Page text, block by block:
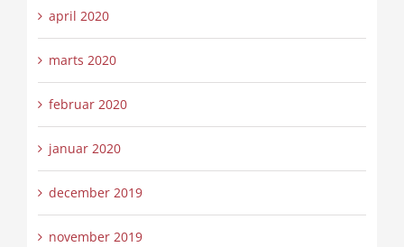
april 2020
marts 2020
februar 2020
januar 2020
december 2019
november 2019